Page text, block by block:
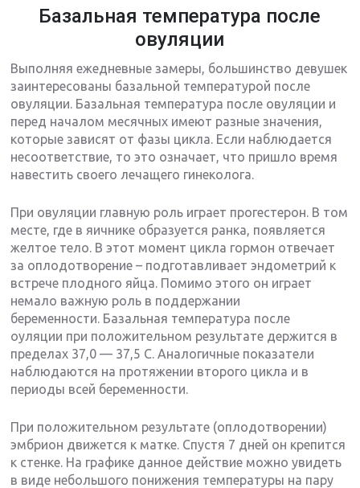
Базальная температура после
овуляции
Выполняя ежедневные замеры, большинство девушек
заинтересованы базальной температурой после
овуляции. Базальная температура после овуляции и
перед началом месячных имеют разные значения,
которые зависят от фазы цикла. Если наблюдается
несоответствие, то это означает, что пришло время
навестить своего лечащего гинеколога.
При овуляции главную роль играет прогестерон. В том
месте, где в яичнике образуется ранка, появляется
желтое тело. В этот момент цикла гормон отвечает
за оплодотворение – подготавливает эндометрий к
встрече плодного яйца. Помимо этого он играет
немало важную роль в поддержании
беременности. Базальная температура после
оуляции при положительном результате держится в
пределах 37,0 — 37,5 C. Аналогичные показатели
наблюдаются на протяжении второго цикла и в
периоды всей беременности.
При положительном результате (оплодотворении)
эмбрион движется к матке. Спустя 7 дней он крепится
к стенке. На графике данное действие можно увидеть
в виде небольшого понижения температуры на пару